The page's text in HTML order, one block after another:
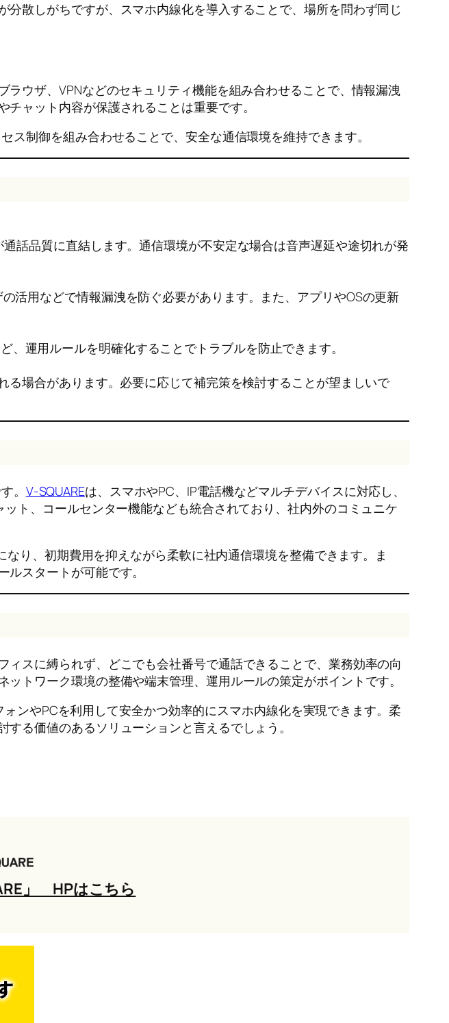
散しがちですが、スマホ内線化を導入することで、場所を問わず同じ
ウザ、VPNなどのセキュリティ機能を組み合わせることで、情報漏洩
ャット内容が保護されることは重要です。
制御を組み合わせることで、安全な通信環境を維持できます。
話品質に直結します。通信環境が不安定な場合は音声遅延や途切れが発
活用などで情報漏洩を防ぐ必要があります。また、アプリやOSの更新
運用ルールを明確化することでトラブルを防止できます。
る場合があります。必要に応じて補完策を検討することが望ましいで
。 V‑SQUAREは、スマホやPC、IP電話機などマルチデバイスに対応し、
ト、コールセンター機能なども統合されており、社内外のコミュニケ
り、初期費用を抑えながら柔軟に社内通信環境を整備できます。ま
スタートが可能です。
スに縛られず、どこでも会社番号で通話できることで、業務効率の向
トワーク環境の整備や端末管理、運用ルールの策定がポイントです。
ンやPCを利用して安全かつ効率的にスマホ内線化を実現できます。柔
る価値のあるソリューションと言えるでしょう。
」 HPはこちら